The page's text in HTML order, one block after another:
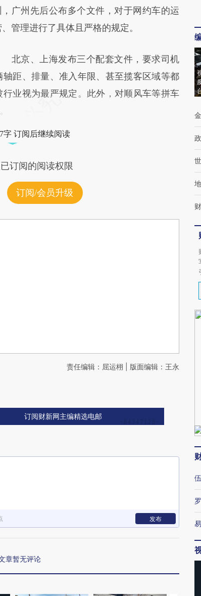
和校验。
，广州先后公布多个文件，对于网约车的运
管理进行了具体且严格的规定。
京、上海发布三个配套文件，要求司机
距、排量、准入年限、甚至揽客区域等都
业视为最严规定。此外，对顺风车等拼车
字 订阅后继续阅读
订阅的阅读权限
订阅/会员升级
责任编辑：屈运栩 | 版面编辑：王永
订阅财新网主编精选电邮
发布
章暂无评论